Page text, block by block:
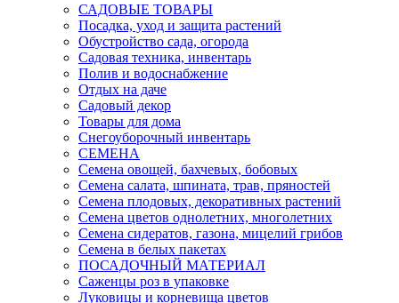
САДОВЫЕ ТОВАРЫ
Посадка, уход и защита растений
Обустройство сада, огорода
Садовая техника, инвентарь
Полив и водоснабжение
Отдых на даче
Садовый декор
Товары для дома
Снегоуборочный инвентарь
СЕМЕНА
Семена овощей, бахчевых, бобовых
Семена салата, шпината, трав, пряностей
Семена плодовых, декоративных растений
Семена цветов однолетних, многолетних
Семена сидератов, газона, мицелий грибов
Семена в белых пакетах
ПОСАДОЧНЫЙ МАТЕРИАЛ
Саженцы роз в упаковке
Луковицы и корневища цветов